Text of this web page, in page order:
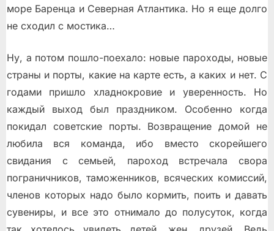
море Баренца и Северная Атлантика. Но я еще долго
не сходил с мостика…
Ну, а потом пошло-поехало: новые пароходы, новые
страны и порты, какие на карте есть, а каких и нет. С
годами пришло хладнокровие и уверенность. Но
каждый выход был праздником. Особенно когда
покидал советские порты. Возвращение домой не
любила вся команда, ибо вместо скорейшего
свидания с семьей, пароход встречала свора
пограничников, таможенников, всяческих комиссий,
членов которых надо было кормить, поить и давать
сувениры, и все это отнимало до полусуток, когда